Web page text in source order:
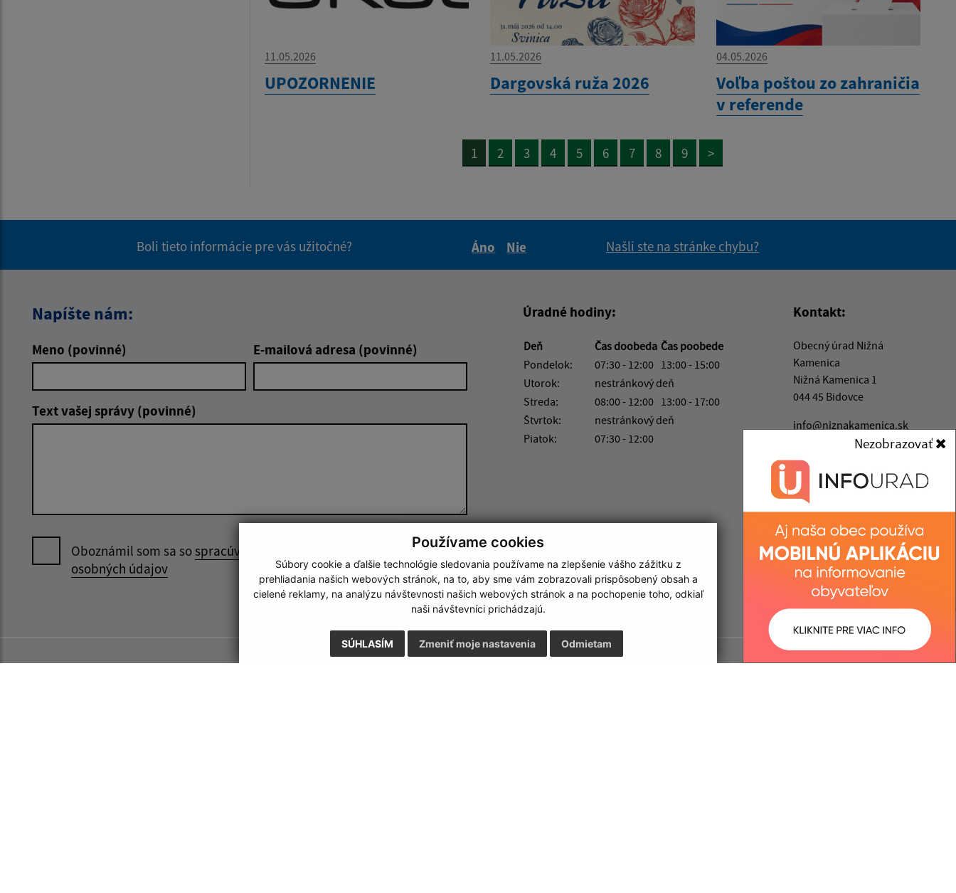
Používame cookies
Súbory cookie a ďalšie technológie sledovania používame na zlepšenie vášho zážitku z
prehliadania našich webových stránok, na to, aby sme vám zobrazovali prispôsobený obsah a
cielené reklamy, na analýzu návštevnosti našich webových stránok a na pochopenie toho, odkiaľ
naši návštevníci prichádzajú.
SÚHLASÍM Odmietam
Zmeniť moje nastavenia
Nezobrazovať
11.05.2026
UPOZORNENIE
11.05.2026
Dargovská ruža 2026
04.05.2026
Voľba poštou zo zahraničia
v referende
1 2 3 4 5 6 7 8 9 >
Boli tieto informácie pre vás užitočné?
Áno
Nie
Našli ste na stránke chybu?
Napíšte nám:
Meno (povinné) E-mailová adresa (povinné)
Text vašej správy (povinné)
Oboznámil som sa sospracúvaním
osobných údajov
Google reCaptcha Response
Odoslať správu
Úradné hodiny:
Deň Čas doobeda Čas poobede
Pondelok:
07:30 - 12:00 13:00 - 15:00
Utorok:
nestránkový deň
Streda:
08:00 - 12:00 13:00 - 17:00
Štvrtok:
nestránkový deň
Piatok:
07:30 - 12:00
Kontakt:
Obecný úrad Nižná
Kamenica
Nižná Kamenica 1
044 45 Bidovce
info@niznakamenica.sk
+421 55 69 65 523
IČO: 00 324 485